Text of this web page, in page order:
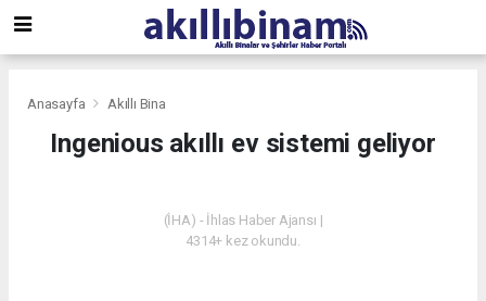
Anasayfa Akıllı Bina
Ingenious akıllı ev sistemi geliyor
(İHA) - İhlas Haber Ajansı |
4314+ kez okundu.